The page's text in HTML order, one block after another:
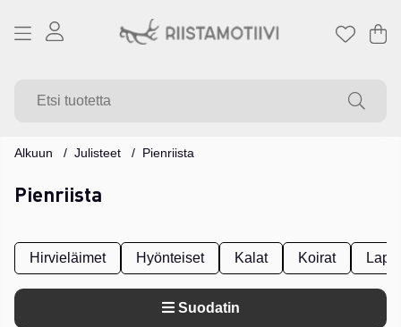
.
Alkuun Julisteet Pienriista
Pienriista
Hirvieläimet Hyönteiset Kalat Koirat
Suodatin